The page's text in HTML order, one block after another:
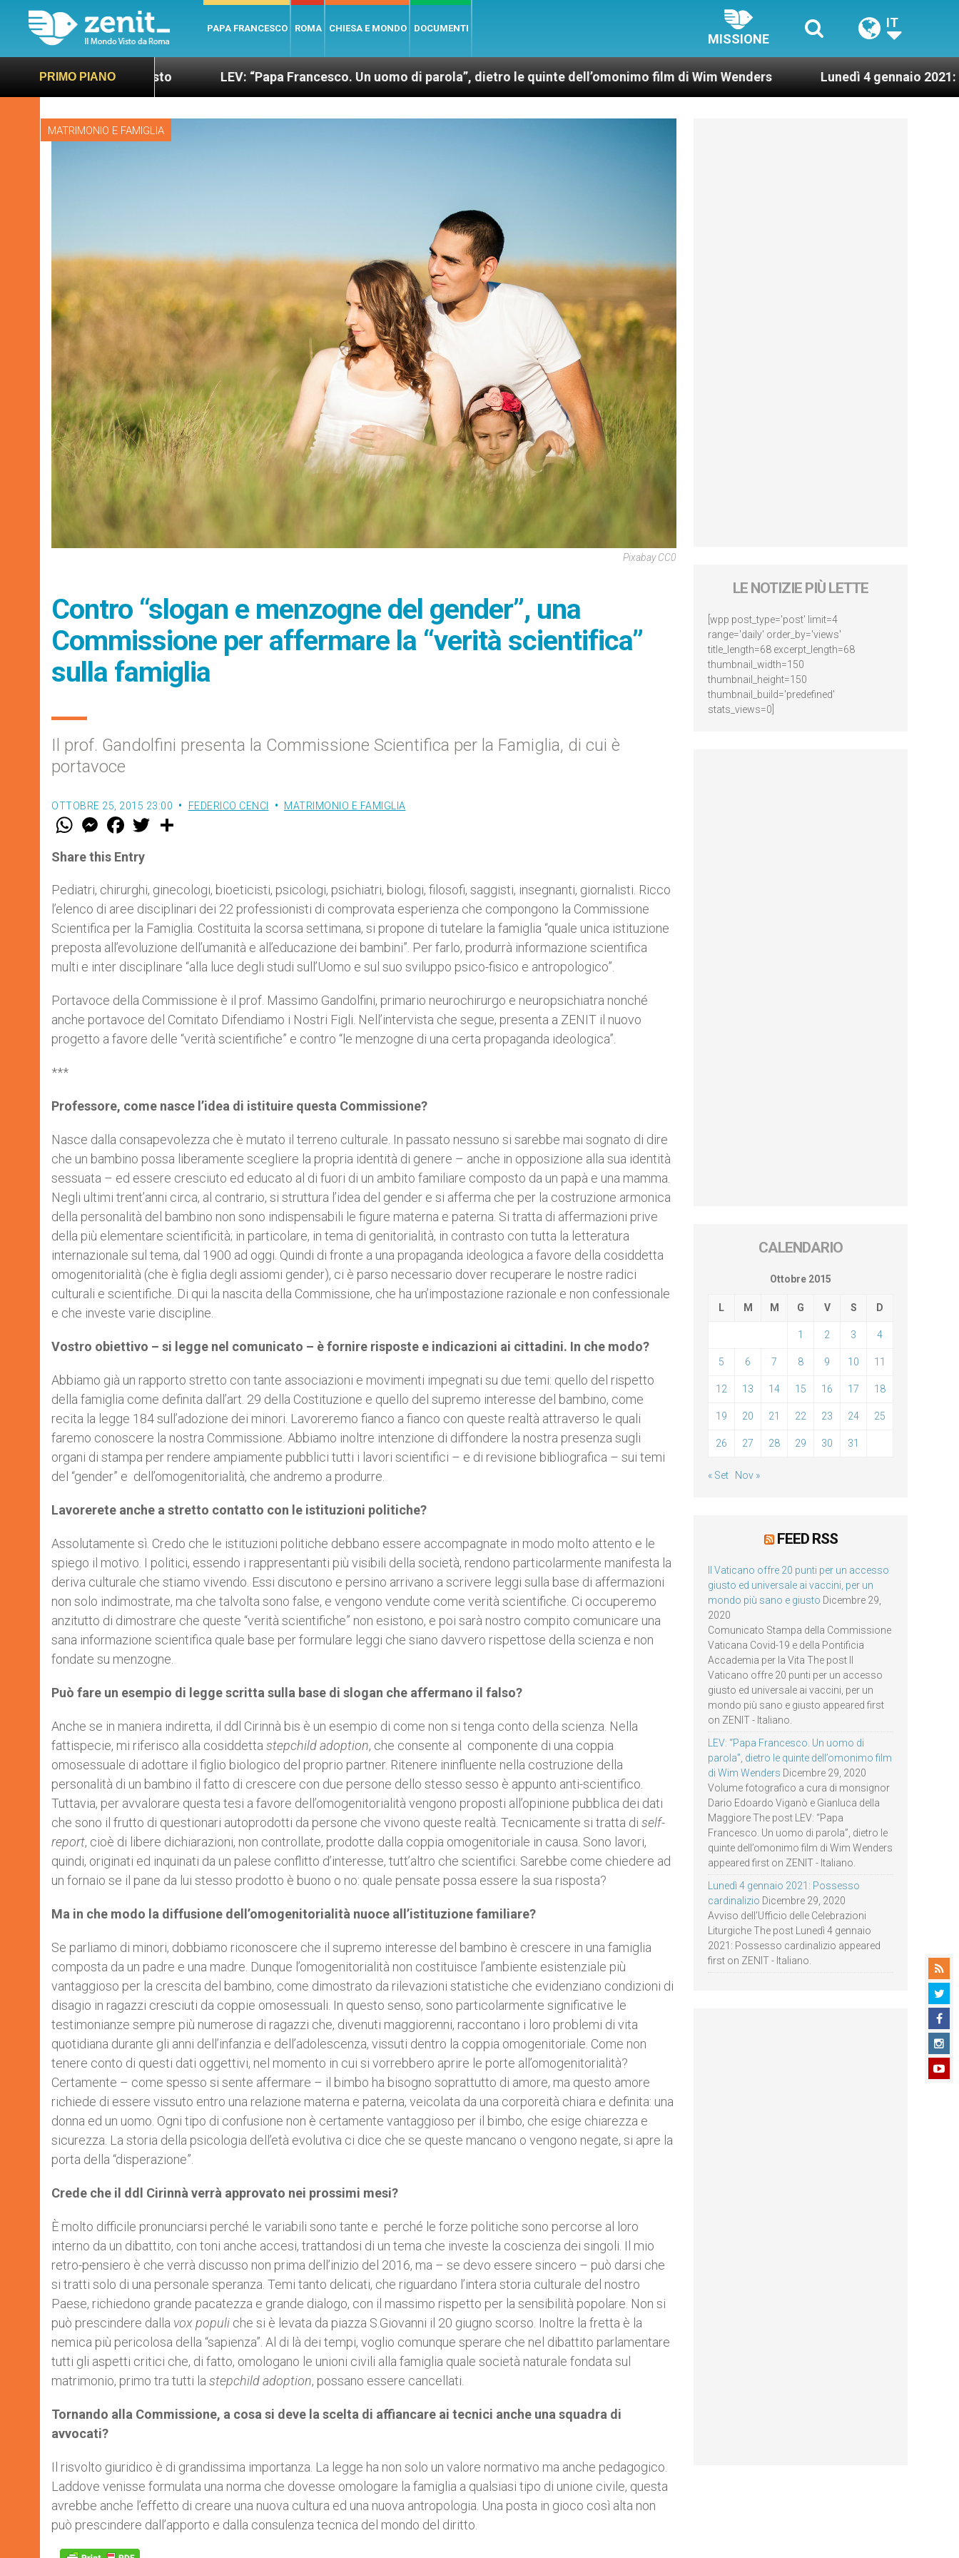
PAPA FRANCESCO ROMA CHIESA E MONDO DOCUMENTI
MISSIONE
IT
PRIMO PIANO
e giusto LEV: “Papa Francesco. Un uomo di parola”, dietro le quinte dell’omonimo film di Wim Wenders Lunedì 4 gennaio 2021: Possesso
MATRIMONIO E FAMIGLIA
Pixabay CC0
Contro “slogan e menzogne del gender”, una
Commissione per affermare la “verità scientifica”
sulla famiglia
Il prof. Gandolfini presenta la Commissione Scientifica per la Famiglia, di cui è
portavoce
OTTOBRE 25, 2015 23:00 FEDERICO CENCI MATRIMONIO E FAMIGLIA
W
t
s
p
p
M
e
s
e
g
e
r
F
a
e
b
o
k
w
r
Share this Entry
Pediatri, chirurghi, ginecologi, bioeticisti, psicologi, psichiatri, biologi, filosofi, saggisti, insegnanti, giornalisti. Ricco
l’elenco di aree disciplinari dei 22 professionisti di comprovata esperienza che compongono la Commissione
Scientifica per la Famiglia. Costituita la scorsa settimana, si propone di tutelare la famiglia “quale unica istituzione
preposta all’evoluzione dell’umanità e all’educazione dei bambini”. Per farlo, produrrà informazione scientifica
multi e inter disciplinare “alla luce degli studi sull’Uomo e sul suo sviluppo psico-fisico e antropologico”.
Portavoce della Commissione è il prof. Massimo Gandolfini, primario neurochirurgo e neuropsichiatra nonché
anche portavoce del Comitato Difendiamo i Nostri Figli. Nell’intervista che segue, presenta a ZENIT il nuovo
progetto a favore delle “verità scientifiche” e contro “le menzogne di una certa propaganda ideologica”.
***
Professore, come nasce l’idea di istituire questa Commissione?
Nasce dalla consapevolezza che è mutato il terreno culturale. In passato nessuno si sarebbe mai sognato di dire
che un bambino possa liberamente scegliere la propria identità di genere – anche in opposizione alla sua identità
sessuata – ed essere cresciuto ed educato al di fuori di un ambito familiare composto da un papà e una mamma.
Negli ultimi trent’anni circa, al contrario, si struttura l’idea del gender e si afferma che per la costruzione armonica
della personalità del bambino non sono indispensabili le figure materna e paterna. Si tratta di affermazioni prive
della più elementare scientificità; in particolare, in tema di genitorialità, in contrasto con tutta la letteratura
internazionale sul tema, dal 1900 ad oggi. Quindi di fronte a una propaganda ideologica a favore della cosiddetta
omogenitorialità (che è figlia degli assiomi gender), ci è parso necessario dover recuperare le nostre radici
culturali e scientifiche. Di qui la nascita della Commissione, che ha un’impostazione razionale e non confessionale
e che investe varie discipline.
Vostro obiettivo – si legge nel comunicato – è fornire risposte e indicazioni ai cittadini. In che modo?
Abbiamo già un rapporto stretto con tante associazioni e movimenti impegnati su due temi: quello del rispetto
della famiglia come definita dall’art. 29 della Costituzione e quello del supremo interesse del bambino, come
recita la legge 184 sull’adozione dei minori. Lavoreremo fianco a fianco con queste realtà attraverso le quali
faremo conoscere la nostra Commissione. Abbiamo inoltre intenzione di diffondere la nostra presenza sugli
organi di stampa per rendere ampiamente pubblici tutti i lavori scientifici – e di revisione bibliografica – sui temi
del “gender” e dell’omogenitorialità, che andremo a produrre.
Lavorerete anche a stretto contatto con le istituzioni politiche?
Assolutamente sì. Credo che le istituzioni politiche debbano essere accompagnate in modo molto attento e le
spiego il motivo. I politici, essendo i rappresentanti più visibili della società, rendono particolarmente manifesta la
deriva culturale che stiamo vivendo. Essi discutono e persino arrivano a scrivere leggi sulla base di affermazioni
non solo indimostrate, ma che talvolta sono false, e vengono vendute come verità scientifiche. Ci occuperemo
anzitutto di dimostrare che queste “verità scientifiche” non esistono, e poi sarà nostro compito comunicare una
sana informazione scientifica quale base per formulare leggi che siano davvero rispettose della scienza e non
fondate su menzogne.
Può fare un esempio di legge scritta sulla base di slogan che affermano il falso?
Anche se in maniera indiretta, il ddl Cirinnà bis è un esempio di come non si tenga conto della scienza. Nella
fattispecie, mi riferisco alla cosiddetta stepchild adoption, che consente al componente di una coppia
omosessuale di adottare il figlio biologico del proprio partner. Ritenere ininfluente nella costruzione della
personalità di un bambino il fatto di crescere con due persone dello stesso sesso è appunto anti-scientifico.
Tuttavia, per avvalorare questa tesi a favore dell’omogenitorialità vengono proposti all’opinione pubblica dei dati
che sono il frutto di questionari autoprodotti da persone che vivono queste realtà. Tecnicamente si tratta di self-
report, cioè di libere dichiarazioni, non controllate, prodotte dalla coppia omogenitoriale in causa. Sono lavori,
quindi, originati ed inquinati da un palese conflitto d’interesse, tutt’altro che scientifici. Sarebbe come chiedere ad
un fornaio se il pane da lui stesso prodotto è buono o no: quale pensate possa essere la sua risposta?
Ma in che modo la diffusione dell’omogenitorialità nuoce all’istituzione familiare?
Se parliamo di minori, dobbiamo riconoscere che il supremo interesse del bambino è crescere in una famiglia
composta da un padre e una madre. Dunque l’omogenitorialità non costituisce l’ambiente esistenziale più
vantaggioso per la crescita del bambino, come dimostrato da rilevazioni statistiche che evidenziano condizioni di
disagio in ragazzi cresciuti da coppie omosessuali. In questo senso, sono particolarmente significative le
testimonianze sempre più numerose di ragazzi che, divenuti maggiorenni, raccontano i loro problemi di vita
quotidiana durante gli anni dell’infanzia e dell’adolescenza, vissuti dentro la coppia omogenitoriale. Come non
tenere conto di questi dati oggettivi, nel momento in cui si vorrebbero aprire le porte all’omogenitorialità?
Certamente – come spesso si sente affermare – il bimbo ha bisogno soprattutto di amore, ma questo amore
richiede di essere vissuto entro una relazione materna e paterna, veicolata da una corporeità chiara e definita: una
donna ed un uomo. Ogni tipo di confusione non è certamente vantaggioso per il bimbo, che esige chiarezza e
sicurezza. La storia della psicologia dell’età evolutiva ci dice che se queste mancano o vengono negate, si apre la
porta della “disperazione”.
Crede che il ddl Cirinnà verrà approvato nei prossimi mesi?
È molto difficile pronunciarsi perché le variabili sono tante e perché le forze politiche sono percorse al loro
interno da un dibattito, con toni anche accesi, trattandosi di un tema che investe la coscienza dei singoli. Il mio
retro-pensiero è che verrà discusso non prima dell’inizio del 2016, ma – se devo essere sincero – può darsi che
si tratti solo di una personale speranza. Temi tanto delicati, che riguardano l’intera storia culturale del nostro
Paese, richiedono grande pacatezza e grande dialogo, con il massimo rispetto per la sensibilità popolare. Non si
può prescindere dalla vox populi che si è levata da piazza S.Giovanni il 20 giugno scorso. Inoltre la fretta è la
nemica più pericolosa della “sapienza”. Al di là dei tempi, voglio comunque sperare che nel dibattito parlamentare
tutti gli aspetti critici che, di fatto, omologano le unioni civili alla famiglia quale società naturale fondata sul
matrimonio, primo tra tutti la stepchild adoption, possano essere cancellati.
Tornando alla Commissione, a cosa si deve la scelta di affiancare ai tecnici anche una squadra di
avvocati?
Il risvolto giuridico è di grandissima importanza. La legge ha non solo un valore normativo ma anche pedagogico.
Laddove venisse formulata una norma che dovesse omologare la famiglia a qualsiasi tipo di unione civile, questa
avrebbe anche l’effetto di creare una nuova cultura ed una nuova antropologia. Una posta in gioco così alta non
può prescindere dall’apporto e dalla consulenza tecnica del mondo del diritto.
LE NOTIZIE PIÙ LETTE
[wpp post_type='post' limit=4
range='daily' order_by='views'
title_length=68 excerpt_length=68
thumbnail_width=150
thumbnail_height=150
thumbnail_build='predefined'
stats_views=0]
CALENDARIO
Ottobre 2015
L M M G V S D
1 2 3 4
5 6 7 8 9 10 11
12 13 14 15 16 17 18
19 20 21 22 23 24 25
26 27 28 29 30 31
« Set Nov »
FEED RSS
Il Vaticano offre 20 punti per un accesso
giusto ed universale ai vaccini, per un
mondo più sano e giusto Dicembre 29,
2020
Comunicato Stampa della Commissione
Vaticana Covid-19 e della Pontificia
Accademia per la Vita The post Il
Vaticano offre 20 punti per un accesso
giusto ed universale ai vaccini, per un
mondo più sano e giusto appeared first
on ZENIT - Italiano.
LEV: “Papa Francesco. Un uomo di
parola”, dietro le quinte dell’omonimo film
di Wim Wenders Dicembre 29, 2020
Volume fotografico a cura di monsignor
Dario Edoardo Viganò e Gianluca della
Maggiore The post LEV: “Papa
Francesco. Un uomo di parola”, dietro le
quinte dell’omonimo film di Wim Wenders
appeared first on ZENIT - Italiano.
Lunedì 4 gennaio 2021: Possesso
cardinalizio Dicembre 29, 2020
Avviso dell’Ufficio delle Celebrazioni
Liturgiche The post Lunedì 4 gennaio
2021: Possesso cardinalizio appeared
first on ZENIT - Italiano.